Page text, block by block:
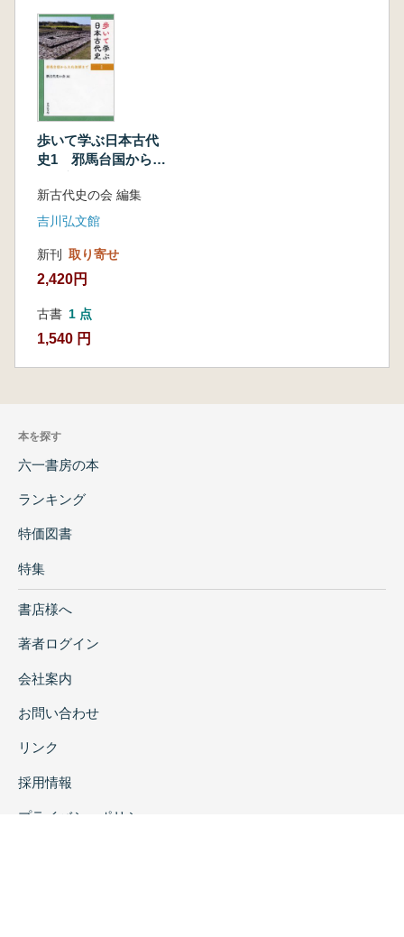
歩いて学ぶ日本古代
史1 邪馬台国から大
新古代史の会 編集
吉川弘文館
新刊 取り寄せ
2,420円
古書 1 点
1,540 円
本を探す
六一書房の本
ランキング
特価図書
特集
書店様へ
著者ログイン
会社案内
お問い合わせ
リンク
採用情報
プライバシーポリシー